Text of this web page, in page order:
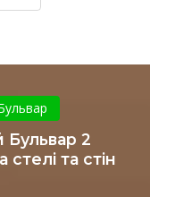
2
стелі та стін